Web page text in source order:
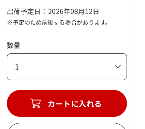
出荷予定日 2026年08月12日
※予定のため前後する場合があります。
数量